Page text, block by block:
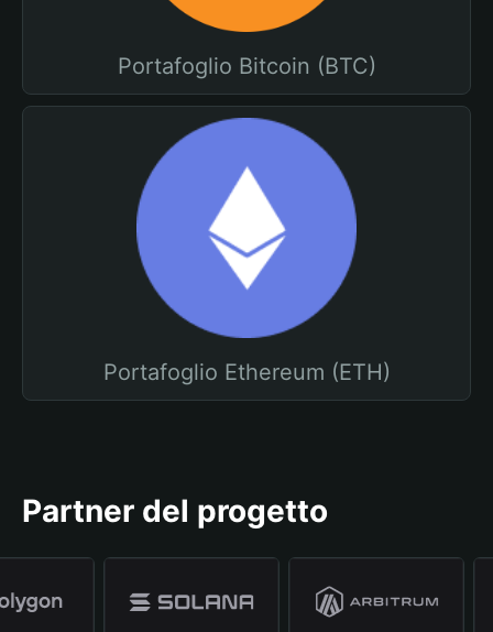
Portafoglio Bitcoin (BTC)
Portafoglio Ethereum (ETH)
Partner del progetto